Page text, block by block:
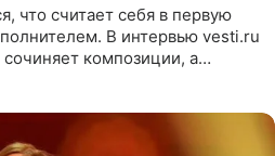
что считает себя в первую
В интервью vesti.ru
композиции, а